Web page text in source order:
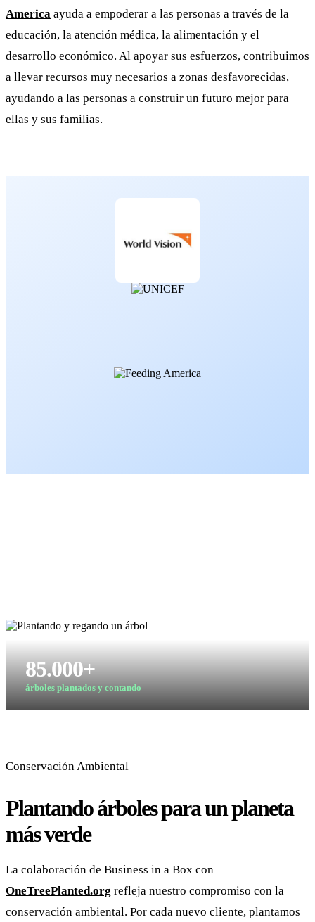
America ayuda a empoderar a las personas a través de la
educación, la atención médica, la alimentación y el
desarrollo económico. Al apoyar sus esfuerzos, contribuimos
a llevar recursos muy necesarios a zonas desfavorecidas,
ayudando a las personas a construir un futuro mejor para
ellas y sus familias.
85.000+
árboles plantados y contando
Conservación Ambiental
Plantando árboles para un planeta
más verde
La colaboración de Business in a Box con
OneTreePlanted.org refleja nuestro compromiso con la
conservación ambiental. Por cada nuevo cliente, plantamos